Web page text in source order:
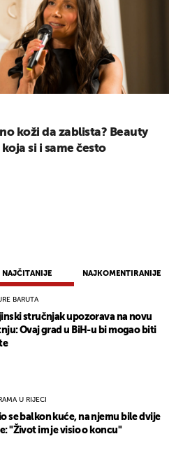
NAJČITANIJE NAJKOMENTIRANIJE
BARUTA
stručnjak upozorava na novu
Ovaj grad u BiH-u bi mogao biti
U RIJECI
se balkon kuće, na njemu bile dvije
"Život im je visio o koncu"
koži da zablista? Beauty
si i same često
NOTIFIKACIJE